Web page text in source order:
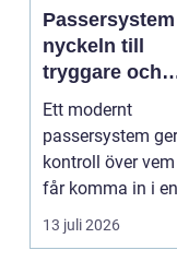
Passersystem
nyckeln till
tryggare och
smidigare
Ett modernt
passersystem ger
kontroll över
får komma in i en
byggnad, när de
13 juli 2026